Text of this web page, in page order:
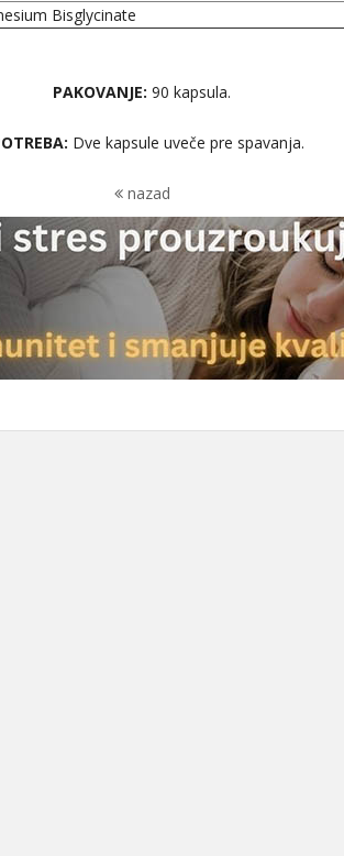
Bisglycinate
PAKOVANJE: 90 kapsula.
Dve kapsule uveče pre spavanja.
nazad